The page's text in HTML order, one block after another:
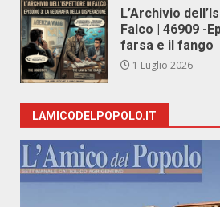
L’Archivio
Falco | 46909 -
farsa e il fango
1 Luglio 2026
LAMICODELPOPOLO.IT